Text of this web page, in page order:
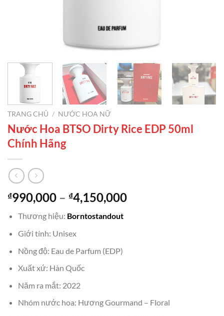
TRANG CHỦ / NƯỚC HOA NỮ
Nước Hoa BTSO Dirty Rice EDP 50ml
Chính Hãng
₫990,000 – ₫4,150,000Khoảng
Thương hiệu: Borntostandout
Giới tính: Unisex
Nồng độ: Eau de Parfum (EDP)
Xuất xứ: Hàn Quốc
Năm ra mắt: 2022
Nhóm nước hoa: Hương Gourmand – Floral